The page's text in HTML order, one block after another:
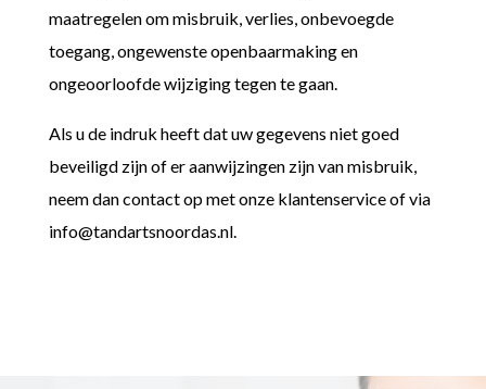
maatregelen om misbruik, verlies, onbevoegde
toegang, ongewenste openbaarmaking en
ongeoorloofde wijziging tegen te gaan.
Als u de indruk heeft dat uw gegevens niet goed
beveiligd zijn of er aanwijzingen zijn van misbruik,
neem dan contact op met onze klantenservice of via
info@tandartsnoordas.nl.